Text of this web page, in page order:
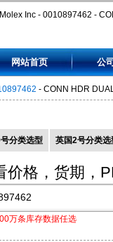
Molex Inc - 0010897462 -
0010897462
网站首页 公
- CONN HDR
分类选型 英国2号分类选
价格，货期，
万条库存数据任选